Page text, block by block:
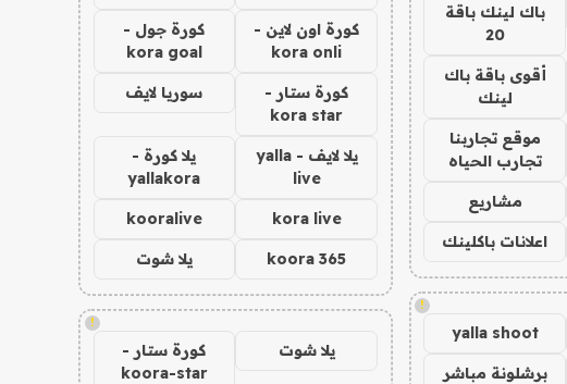
باك لينك باقة
20
أقوى باقة باك
لينك
موقع تجاربنا
تجارب الحياه
مشاريع
اعلانات باكلينك
!
yalla shoot
برشلونة مباشر
كورة اون لاين -
kora onli
كورة جول -
kora goal
كورة ستار -
kora star
سوريا لايف
يلا لايف - yalla
live
يلا كورة -
yallakora
kora live
kooralive
koora 365 يلا شوت
!
يلا شوت
كورة ستار -
koora-star